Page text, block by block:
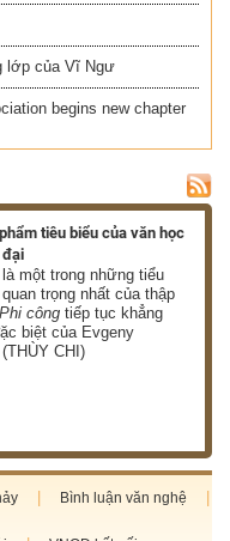
lớp của Vĩ Ngư
begins new chapter
tiêu biểu của văn học
đại
một trong những tiểu
trọng nhất của thập
Phi công tiếp tục khẳng
biệt của Evgeny
CHI)
Bình luận văn nghệ